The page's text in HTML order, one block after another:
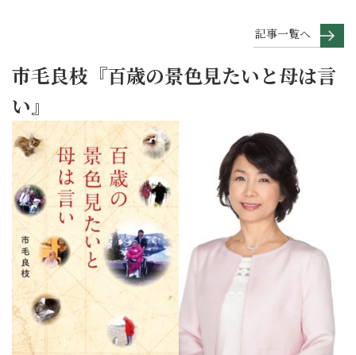
記事一覧へ
市毛良枝『百歳の景色見たいと母は言
い』